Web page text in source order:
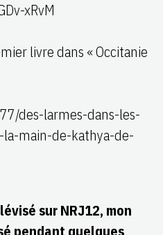
xRvM
livre dans « Occitanie
des-larmes-dans-les-
main-de-kathya-de-
sur NRJ12, mon